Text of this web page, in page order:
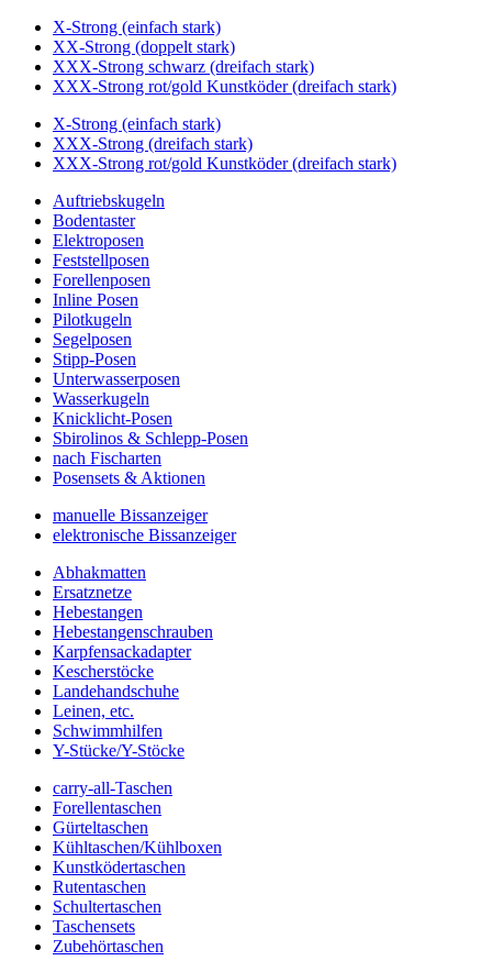
X-Strong (einfach stark)
XX-Strong (doppelt stark)
XXX-Strong schwarz (dreifach stark)
XXX-Strong rot/gold Kunstköder (dreifach stark)
X-Strong (einfach stark)
XXX-Strong (dreifach stark)
XXX-Strong rot/gold Kunstköder (dreifach stark)
Auftriebskugeln
Bodentaster
Elektroposen
Feststellposen
Forellenposen
Inline Posen
Pilotkugeln
Segelposen
Stipp-Posen
Unterwasserposen
Wasserkugeln
Knicklicht-Posen
Sbirolinos & Schlepp-Posen
nach Fischarten
Posensets & Aktionen
manuelle Bissanzeiger
elektronische Bissanzeiger
Abhakmatten
Ersatznetze
Hebestangen
Hebestangenschrauben
Karpfensackadapter
Kescherstöcke
Landehandschuhe
Leinen, etc.
Schwimmhilfen
Y-Stücke/Y-Stöcke
carry-all-Taschen
Forellentaschen
Gürteltaschen
Kühltaschen/Kühlboxen
Kunstködertaschen
Rutentaschen
Schultertaschen
Taschensets
Zubehörtaschen